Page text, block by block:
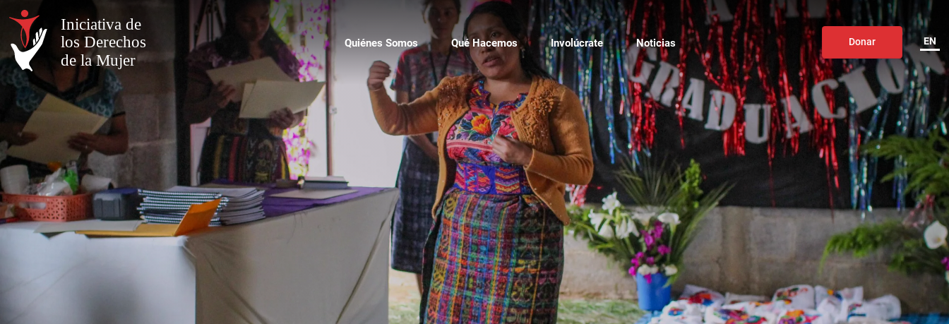
Iniciativa de
los Derechos
de la Mujer
Quiénes Somos Qué Hacemos Involúcrate Noticias Donar EN